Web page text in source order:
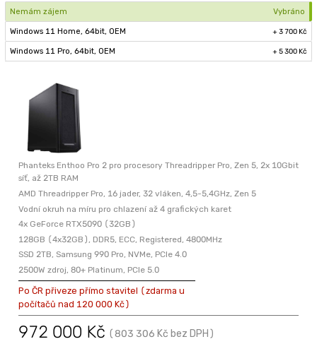
Nemám zájem Vybráno
Windows 11 Home, 64bit, OEM + 3 700 Kč
Windows 11 Pro, 64bit, OEM + 5 300 Kč
Phanteks Enthoo Pro 2 pro procesory Threadripper Pro, Zen 5, 2x 10Gbit
síť, až 2TB RAM
AMD Threadripper Pro, 16 jader, 32 vláken, 4,5-5,4GHz, Zen 5
Vodní okruh na míru pro chlazení až 4 grafických karet
4x GeForce RTX5090 (32GB)
128GB (4x32GB), DDR5, ECC, Registered, 4800MHz
SSD 2TB, Samsung 990 Pro, NVMe, PCIe 4.0
2500W zdroj, 80+ Platinum, PCIe 5.0
Po ČR přiveze přímo stavitel (zdarma u
počítačů nad 120 000 Kč)
972 000 Kč (803 306 Kč bez DPH )